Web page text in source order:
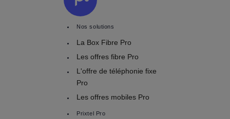
Nos solutions
La Box Fibre Pro
Les offres fibre Pro
L'offre de téléphonie fixe
Pro
Les offres mobiles Pro
Prixtel Pro